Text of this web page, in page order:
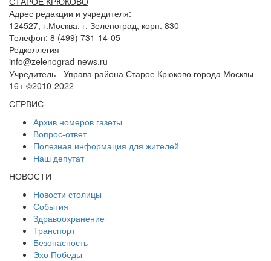
Адрес редакции и учредителя:
124527, г.Москва, г. Зеленоград, корп. 830
Телефон: 8 (499) 731-14-05
Редколлегия
info@zelenograd-news.ru
Учредитель - Управа района Старое Крюково города Москвы
16+ ©2010-2022
СЕРВИС
Архив номеров газеты
Вопрос-ответ
Полезная информация для жителей
Наш депутат
НОВОСТИ
Новости столицы
События
Здравоохранение
Транспорт
Безопасность
Эхо Победы